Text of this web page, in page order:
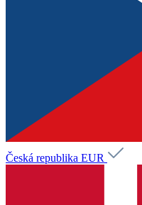
Česká republika EUR